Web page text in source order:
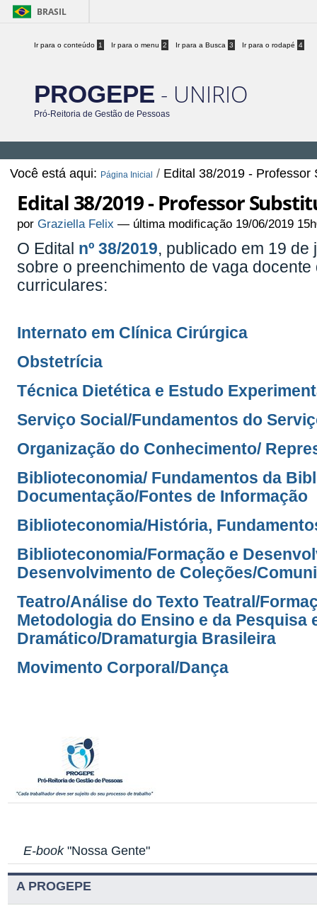
BRASIL
Ir para o conteúdo 1 Ir para o menu 2 Ir para a Busca 3 Ir para o rodapé 4
PROGEPE - UNIRIO
Pró-Reitoria de Gestão de Pessoas
Você está aqui: Página Inicial / Edital 38/2019 - Professor
Edital 38/2019 - Professor
porGraziella Felix — última modificação 19/06/2019
O Edital nº 38/2019, publicado em 19
sobre o preenchimento de vaga
curriculares:
Internato em Clínica Cirúrgica
Obstetrícia
Técnica Dietética e Estudo
Serviço Social/Fundamentos do
Organização do Conhecimento/
Biblioteconomia/ Fundamentos da
Documentação/Fontes de Informação
Biblioteconomia/História,
Biblioteconomia/Formação e
Desenvolvimento de Coleções/
Teatro/Análise do Texto Teatral/
Metodologia do Ensino e da Pesquisa
Dramático/Dramaturgia Brasileira
Movimento Corporal/Dança
E-book"Nossa Gente"
A PROGEPE